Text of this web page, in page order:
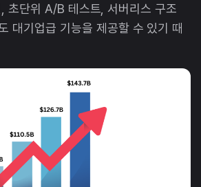
초단위 A/B 테스트, 서버리스 구조
대기업급 기능을 제공할 수 있기 때